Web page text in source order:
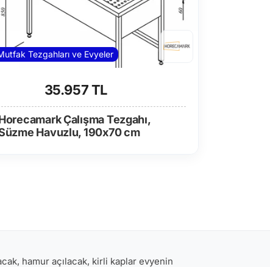
Tezgahları ve Evyeler
35.957 TL
Çalışma Tezgahı,
Havuzlu, 190x70 cm
hamur açılacak, kirli kaplar evyenin